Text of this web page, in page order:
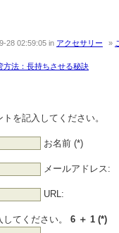
28 02:59:05 in アクセサリー
方法：長持ちさせる秘訣
を記入してください。
お名前 (*)
メールアドレス:
URL:
てください。 6 ＋ 1 (*)